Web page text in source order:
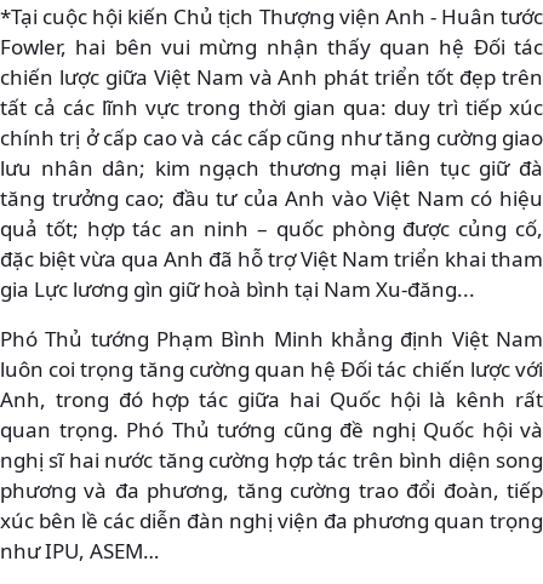
*Tại cuộc hội kiến Chủ tịch Thượng viện Anh - Huân tước
Fowler, hai bên vui mừng nhận thấy quan hệ Đối tác
chiến lược giữa Việt Nam và Anh phát triển tốt đẹp trên
tất cả các lĩnh vực trong thời gian qua: duy trì tiếp xúc
chính trị ở cấp cao và các cấp cũng như tăng cường giao
lưu nhân dân; kim ngạch thương mại liên tục giữ đà
tăng trưởng cao; đầu tư của Anh vào Việt Nam có hiệu
quả tốt; hợp tác an ninh – quốc phòng được củng cố,
đặc biệt vừa qua Anh đã hỗ trợ Việt Nam triển khai tham
gia Lực lương gìn giữ hoà bình tại Nam Xu-đăng...
Phó Thủ tướng Phạm Bình Minh khẳng định Việt Nam
luôn coi trọng tăng cường quan hệ Đối tác chiến lược với
Anh, trong đó hợp tác giữa hai Quốc hội là kênh rất
quan trọng. Phó Thủ tướng cũng đề nghị Quốc hội và
nghị sĩ hai nước tăng cường hợp tác trên bình diện song
phương và đa phương, tăng cường trao đổi đoàn, tiếp
xúc bên lề các diễn đàn nghị viện đa phương quan trọng
như IPU, ASEM…